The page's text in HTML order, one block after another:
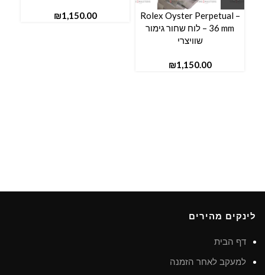
Rolex Oyster Perpetual –
36 mm – לוח שחור גימור
שוויצרי
₪
₪
לינקים מהירים
דף הבית
למעקב לאחר הזמנה